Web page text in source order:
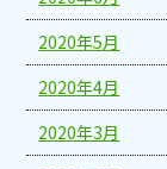
2020年5月
2020年4月
2020年3月